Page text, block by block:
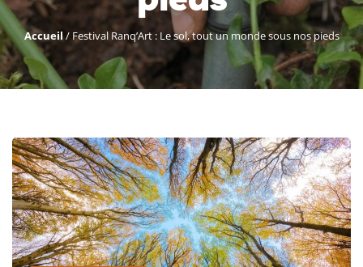
Accueil/ Festival Ranq’Art : Le sol, tout un monde sous nos pieds